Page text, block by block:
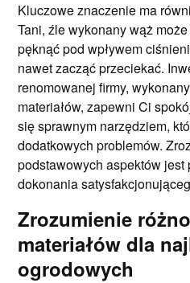
Kluczowe znaczenie ma
Tani, źle wykonany wąż
pęknąć pod wpływem
nawet zacząć przeciekać.
renomowanej firmy,
materiałów, zapewni Ci
się sprawnym narzędziem,
dodatkowych problemów.
podstawowych aspektów
dokonania
Zrozumienie
materiałów dla
ogrodowych